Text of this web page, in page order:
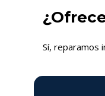
Sí, reparamos